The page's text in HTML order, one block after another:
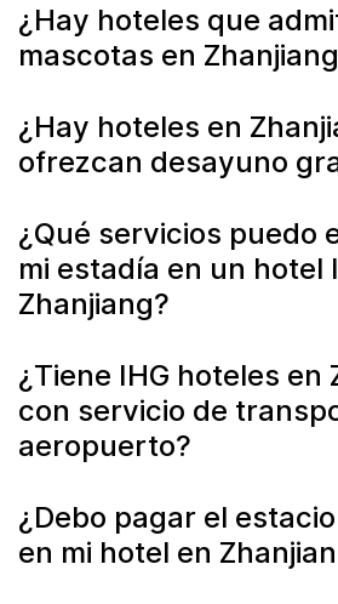
¿Hay hoteles que
mascotas en
¿Hay hoteles en
ofrezcan desayuno
¿Qué servicios puedo
mi estadía en un hotel
Zhanjiang?
¿Tiene IHG hoteles en
con servicio de
aeropuerto?
¿Debo pagar el
en mi hotel en